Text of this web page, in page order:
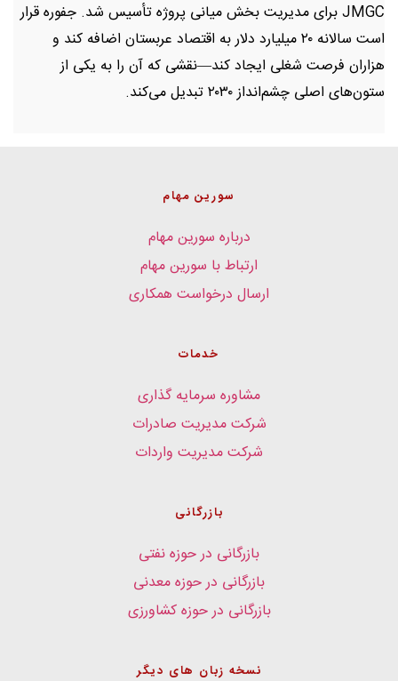
JMGC برای مدیریت بخش میانی پروژه تأسیس شد. جفوره قرار
است سالانه ۲۰ میلیارد دلار به اقتصاد عربستان اضافه کند و
هزاران فرصت شغلی ایجاد کند—نقشی که آن را به یکی از
ستون‌های اصلی چشم‌انداز ۲۰۳۰ تبدیل می‌کند.
سورین مهام
درباره سورین مهام
ارتباط با سورین مهام
ارسال درخواست همکاری
خدمات
مشاوره سرمایه گذاری
شرکت مدیریت صادرات
شرکت مدیریت واردات
بازرگانی
بازرگانی در حوزه نفتی
بازرگانی در حوزه معدنی
بازرگانی در حوزه کشاورزی
نسخه زبان های دیگر